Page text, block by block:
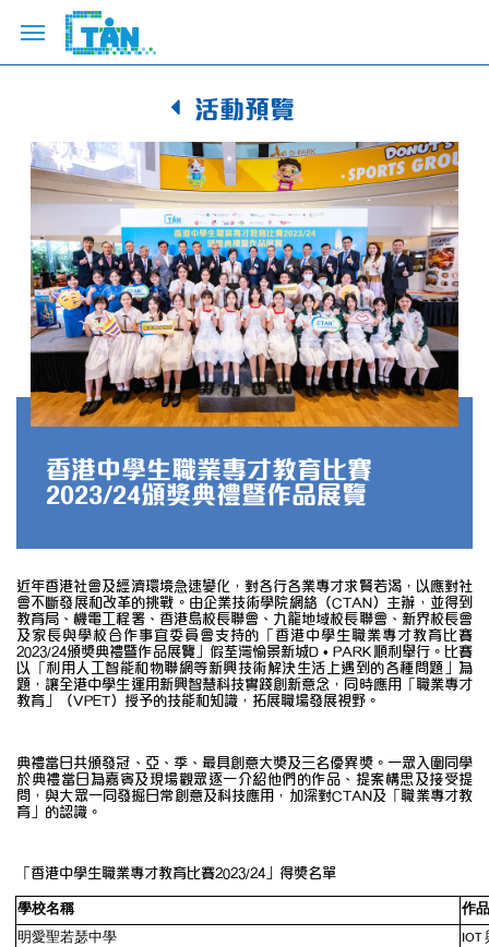
活動預覽
香港中學生職業專才教育比賽
2023/24頒獎典禮暨作品展覽
近年香港社會及經濟環境急速變化，對各行各業專才求賢若渴，以應對社
會不斷發展和改革的挑戰。由企業技術學院網絡（CTAN）主辦，並得到
教育局、機電工程署、香港島校長聯會、九龍地域校長聯會、新界校長會
及家長與學校合作事宜委員會支持的「香港中學生職業專才教育比賽
2023/24頒獎典禮暨作品展覽」假荃灣愉景新城D • PARK順利舉行。比賽
以「利用人工智能和物聯網等新興技術解決生活上遇到的各種問題」為
題，讓全港中學生運用新興智慧科技實踐創新意念，同時應用「職業專才
教育」（VPET）授予的技能和知識，拓展職場發展視野。
典禮當日共頒發冠、亞、季、最具創意大獎及三名優異獎。一眾入圍同學
於典禮當日為嘉賓及現場觀眾逐一介紹他們的作品、提案構思及接受提
問，與大眾一同發掘日常創意及科技應用，加深對CTAN及「職業專才教
育」的認識。
「香港中學生職業專才教育比賽2023/24」得獎名單
學校名稱
作品
明愛聖若瑟中學
IOT